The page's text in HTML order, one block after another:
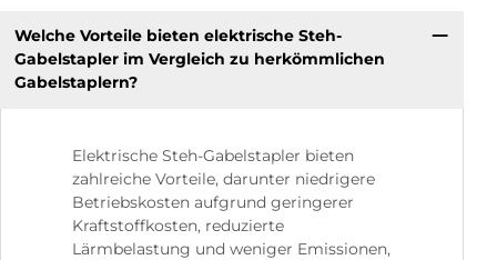
Welche Vorteile bieten elektrische Steh-
Gabelstapler im Vergleich zu herkömmlichen
Gabelstaplern?
Elektrische Steh-Gabelstapler bieten
zahlreiche Vorteile, darunter niedrigere
Betriebskosten aufgrund geringerer
Kraftstoffkosten, reduzierte
Lärmbelastung und weniger Emissionen,